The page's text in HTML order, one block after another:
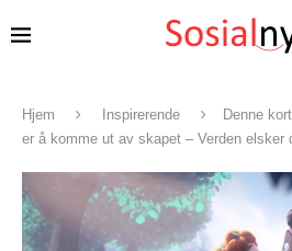
Hjem Inspirerende
Denne
er å komme ut av skapet – Verden elsker